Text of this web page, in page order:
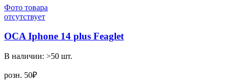
Фото товара
отсутствует
OCA Iphone 14 plus Feaglet
В наличии: >50 шт.
розн. 50₽